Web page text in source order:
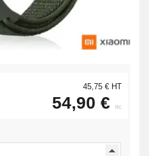
45,75 € HT
54,90 € ttc